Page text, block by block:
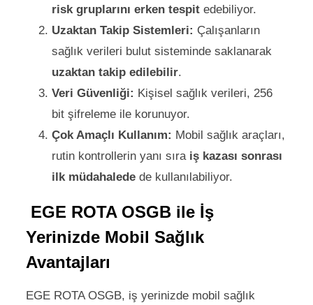
risk gruplarını erken tespit edebiliyor.
Uzaktan Takip Sistemleri: Çalışanların
sağlık verileri bulut sisteminde saklanarak
uzaktan takip edilebilir.
Veri Güvenliği: Kişisel sağlık verileri, 256
bit şifreleme ile korunuyor.
Çok Amaçlı Kullanım: Mobil sağlık araçları,
rutin kontrollerin yanı sıra iş kazası sonrası
ilk müdahalede de kullanılabiliyor.
EGE ROTA OSGB ile İş
Yerinizde Mobil Sağlık
Avantajları
EGE ROTA OSGB, iş yerinizde mobil sağlık